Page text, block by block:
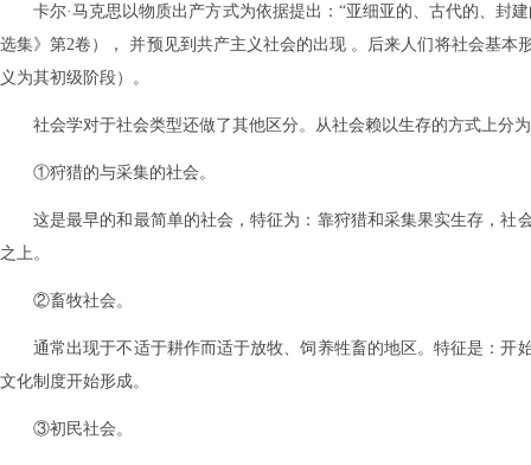
卡尔·马克思以物质出产方式为依据提出：“亚细亚的、古代的、封
选集》第2卷）， 并预见到共产主义社会的出现 。后来人们将社会基
义为其初级阶段）。
社会学对于社会类型还做了其他区分。从社会赖以生存的方式上分
①狩猎的与采集的社会。
这是最早的和最简单的社会，特征为：靠狩猎和采集果实生存，
之上。
②畜牧社会。
通常出现于不适于耕作而适于放牧、饲养牲畜的地区。特征是：
文化制度开始形成。
③初民社会。